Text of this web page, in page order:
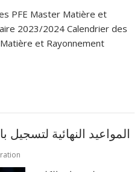
PFE Master Matière et
2023/2024 Calendrier des
et Rayonnement
المواعيد النهائية لتسجيل باكالوريا